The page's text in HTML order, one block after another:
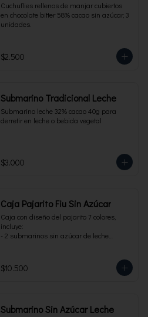
Cuchuflies rellenos de manjar cubiertos
en chocolate bitter 58% cacao sin azúcar, 3
unidades.
$2.500
Submarino Tradicional Leche
Submarino leche 32% cacao 40g para
derretir en leche o bebida vegetal
$3.000
Caja Pajarito Fiu Sin Azúcar
Caja con diseño del pajarito 7 colores,
incluye:
- 2 submarinos sin azúcar de leche
$10.500
Submarino Sin Azúcar Leche